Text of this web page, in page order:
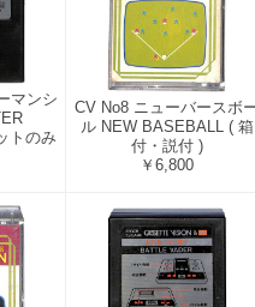
マンシ
トのみ
CV No8 ニューバースボ
ル NEW BASEBALL ( 箱
付・説付 )
￥6,800